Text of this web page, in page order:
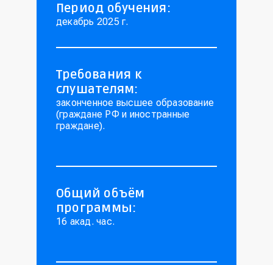
Период обучения:
декабрь 2025 г.
Требования к
слушателям:
законченное высшее образование
(граждане РФ и иностранные
граждане).
Общий объём
программы:
16 акад. час.